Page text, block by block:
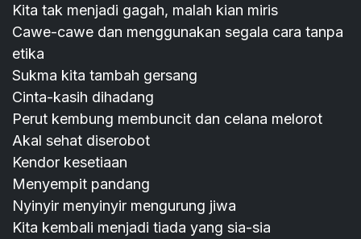
Kita tak menjadi gagah, malah kian miris
Cawe-cawe dan menggunakan segala cara tanpa
etika
Sukma kita tambah gersang
Cinta-kasih dihadang
Perut kembung membuncit dan celana melorot
Akal sehat diserobot
Kendor kesetiaan
Menyempit pandang
Nyinyir menyinyir mengurung jiwa
Kita kembali menjadi tiada yang sia-sia